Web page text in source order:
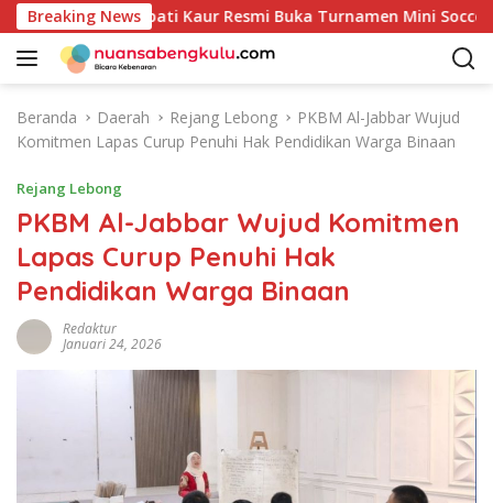
a
Breaking News
RI ke-81: Bupati Kaur Resmi Buka Turnamen Mini Soccer
Beranda Daerah Rejang Lebong
PKBM Al-Jabbar Wujud
Komitmen Lapas Curup Penuhi Hak Pendidikan Warga Binaan
Rejang Lebong
PKBM Al-Jabbar Wujud Komitmen
Lapas Curup Penuhi Hak
Pendidikan Warga Binaan
Redaktur
Januari 24, 2026